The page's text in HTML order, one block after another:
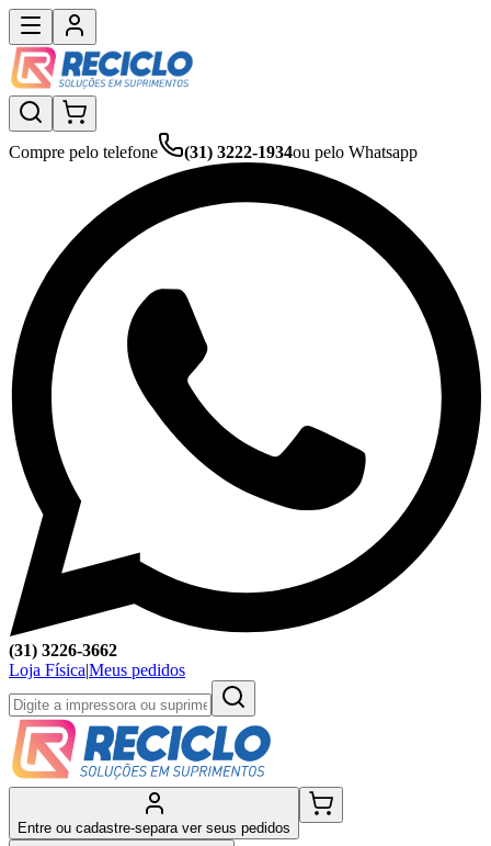
Compre pelo telefone (31) 3222-1934ou pelo Whatsapp
(31) 3226-3662
Loja Física|Meus pedidos
Entre ou cadastre-separa ver seus pedidos